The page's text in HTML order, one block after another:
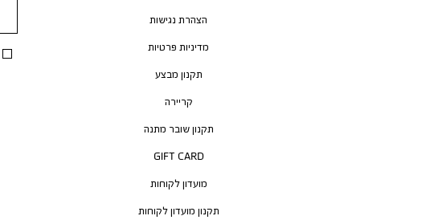
הצהרת נגישות
מדיניות פרטיות
תקנון מבצע
קריירה
תקנון שובר מתנה
GIFT CARD
מועדון לקוחות
תקנון מועדון לקוחות